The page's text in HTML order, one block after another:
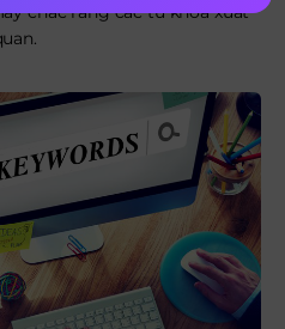
chắc rằng các từ khóa xuất